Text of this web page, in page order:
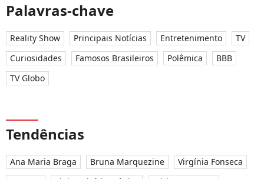
Palavras-chave
Reality Show Principais Notícias Entretenimento
TV
Curiosidades
Famosos Brasileiros Polêmica
BBB
TV Globo
Tendências
Ana Maria Braga Bruna Marquezine
Virgínia Fonseca